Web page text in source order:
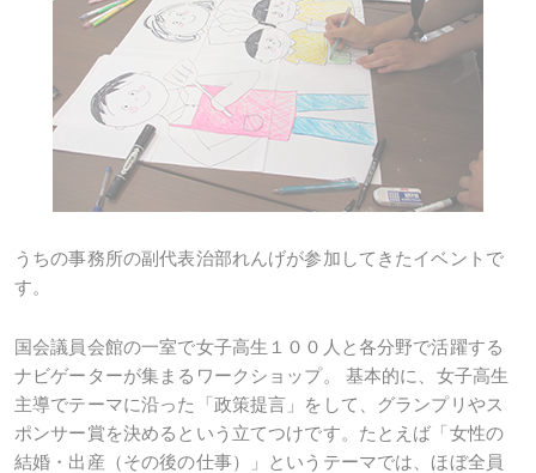
うちの事務所の副代表治部れんげが参加してきたイベントで
す。
国会議員会館の一室で女子高生１００人と各分野で活躍する
ナビゲーターが集まるワークショップ。
基本的に、女子高生
主導でテーマに沿った「政策提言」をして、グランプリやス
ポンサー賞を決めるという立てつけです。たとえば「女性の
結婚・出産（その後の仕事）」というテーマでは、ほぼ全員